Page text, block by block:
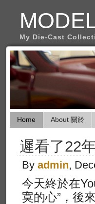
My Die-Cast
Home About 關於
遲看了22
By admin,
今天終於在
寞的心”，後